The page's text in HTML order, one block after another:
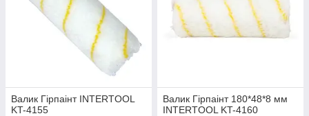
Валик Гірпаінт INTERTOOL
KT-4155
Валик Гірпаінт 180*48*8 мм
INTERTOOL KT-4160